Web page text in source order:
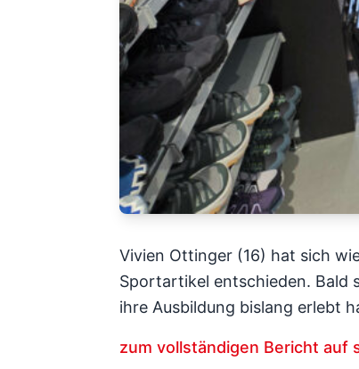
Vivien Ottinger (16) hat sich
Sportartikel entschieden. Bald
ihre Ausbildung bislang erlebt
zum vollständigen Bericht auf